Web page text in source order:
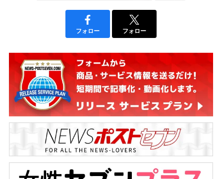
フォロー フォロー